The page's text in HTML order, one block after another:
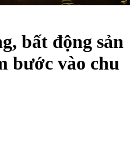
bất động sản
bước vào chu